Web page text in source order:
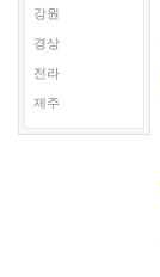
강원
경상
전라
제주